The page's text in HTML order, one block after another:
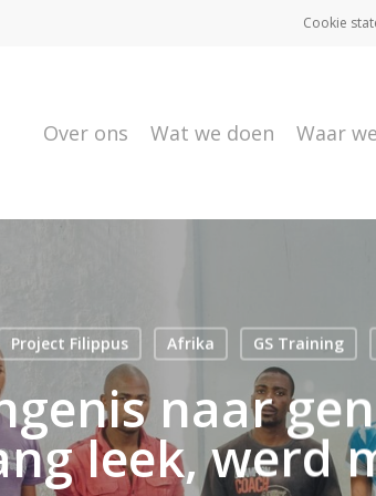
Cookie
Over ons Wat we doen Waar
Project Filippus Afrika GS Training
naar
leek, werd